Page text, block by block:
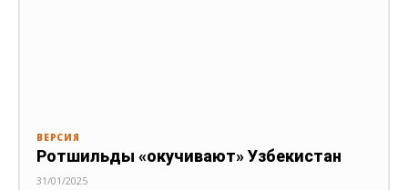
ВЕРСИЯ
Ротшильды «окучивают» Узбекистан
31/01/2025